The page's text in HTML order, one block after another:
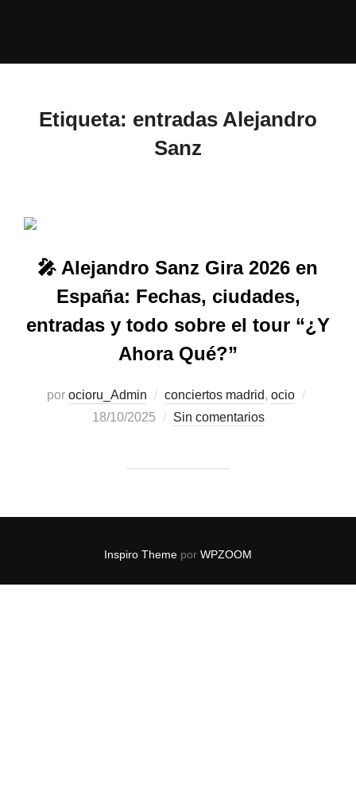
Etiqueta: entradas Alejandro
Sanz
🎤 Alejandro Sanz Gira 2026 en
España: Fechas, ciudades,
entradas y todo sobre el tour “¿Y
Ahora Qué?”
por ocioru_Admin conciertos madrid, ocio
18/10/2025
Sin comentarios
Inspiro Theme por WPZOOM